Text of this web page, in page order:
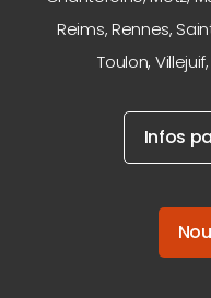
Reims,Rennes,
Toulon, Villejuif
Infos